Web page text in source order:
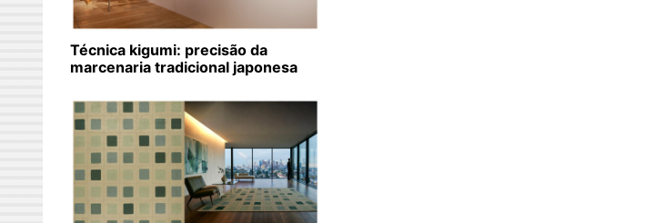
Técnica kigumi: precisão da
marcenaria tradicional japonesa